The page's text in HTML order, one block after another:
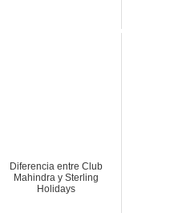
Diferencia entre Club
Mahindra y Sterling
Holidays